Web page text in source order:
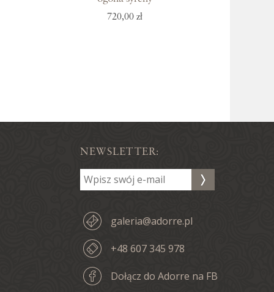
720,00 zł
NEWSLETTER:
galeria@adorre.pl
+48 607 345 978
Dołącz do Adorre na FB